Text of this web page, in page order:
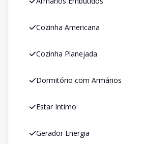
Cozinha Americana
Cozinha Planejada
Dormitório com Armários
Estar Intimo
Gerador Energia